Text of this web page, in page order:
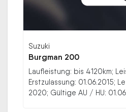
Suzuki
Burgman 200
Laufleistung: bis 4120km;
Erstzulassung: 01.06.2015;
2020; Gültige AU / HU: